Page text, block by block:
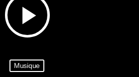
play_arrow
Musique